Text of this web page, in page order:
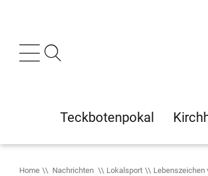
Teckbotenpokal
Home Nachrichten Lokalsport Lebenszeichen